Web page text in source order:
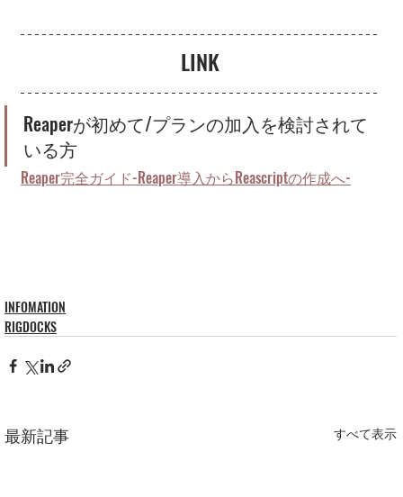
LINK
Reaperが初めて/プランの加入を検討されて
いる方
Reaper完全ガイド-Reaper導入からReascriptの作成へ-
INFOMATION
RIGDOCKS
最新記事 すべて表示